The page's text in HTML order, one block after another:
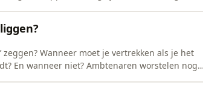
zeggen? Wanneer moet je vertrekken als je het
worstelen nogal